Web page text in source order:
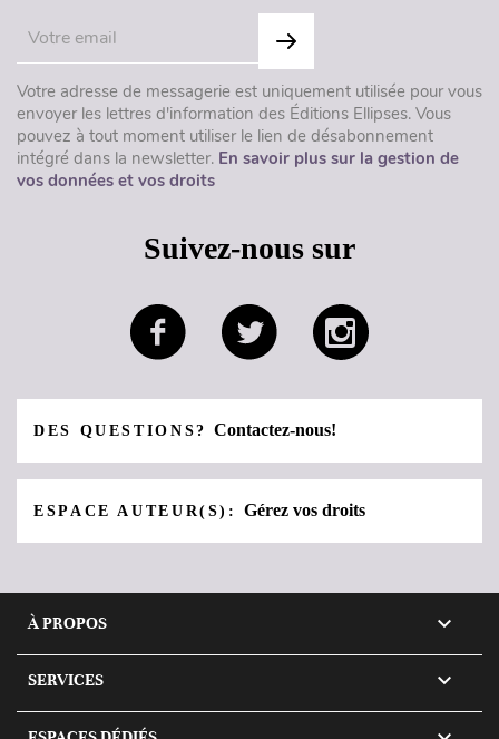
Votre adresse de messagerie est uniquement utilisée pour vous
envoyer les lettres d'information des Éditions Ellipses. Vous
pouvez à tout moment utiliser le lien de désabonnement
intégré dans la newsletter. En savoir plus sur la gestion de
vos données et vos droits
Suivez-nous sur
DES QUESTIONS?Contactez-nous!
ESPACE AUTEUR(S):Gérez vos droits
À PROPOS 
SERVICES 